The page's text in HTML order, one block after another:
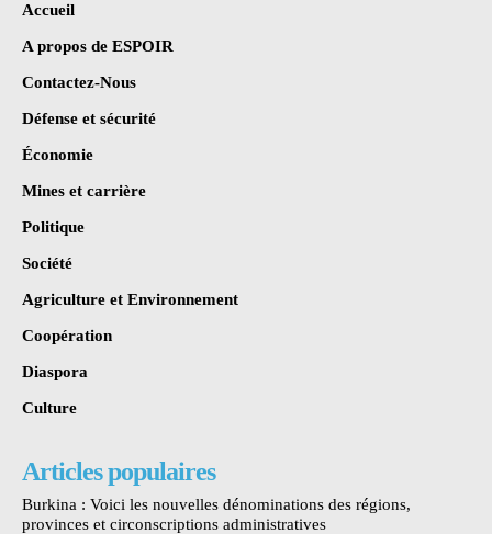
Accueil
A propos de ESPOIR
Contactez-Nous
Défense et sécurité
Économie
Mines et carrière
Politique
Société
Agriculture et Environnement
Coopération
Diaspora
Culture
Articles populaires
Burkina : Voici les nouvelles dénominations des régions,
provinces et circonscriptions administratives